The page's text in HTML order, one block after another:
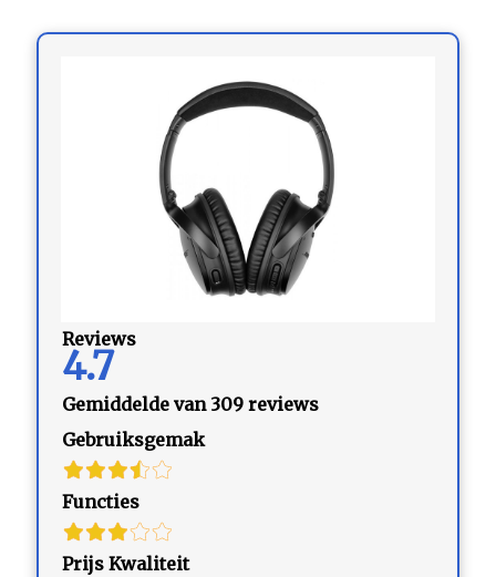
Reviews
4.7
Gemiddelde van 309 reviews
Gebruiksgemak
Functies
Prijs Kwaliteit